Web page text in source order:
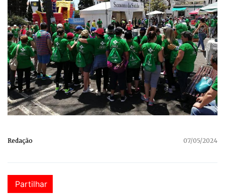
Redação 07/05/2024
Partilhar